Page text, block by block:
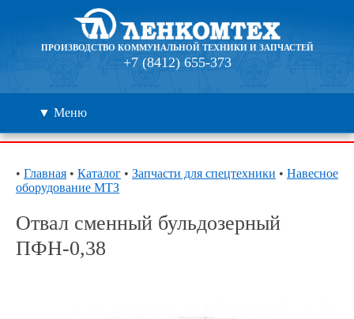
ПРОИЗВОДСТВО КОММУНАЛЬНОЙ ТЕХНИКИ И ЗАПЧАСТЕЙ
+7 (8412) 655-373
▼ Меню
Дилеры
Контакты
• Главная • Каталог • Запчасти для спецтехники • Навесное
оборудование МТЗ
Отвал сменный бульдозерный
ПФН-0,38